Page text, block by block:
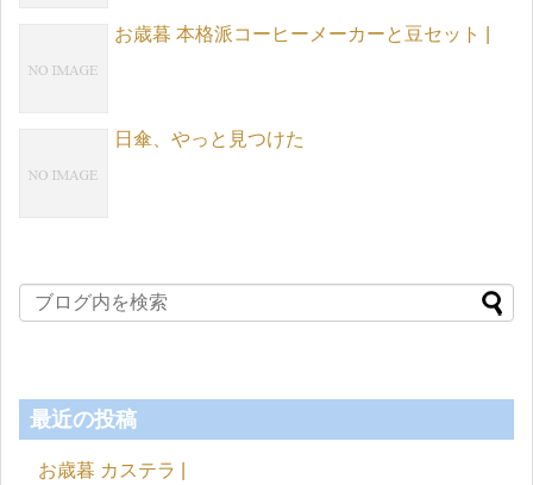
お歳暮 本格派コーヒーメーカーと豆セット |
日傘、やっと見つけた
最近の投稿
お歳暮 カステラ |